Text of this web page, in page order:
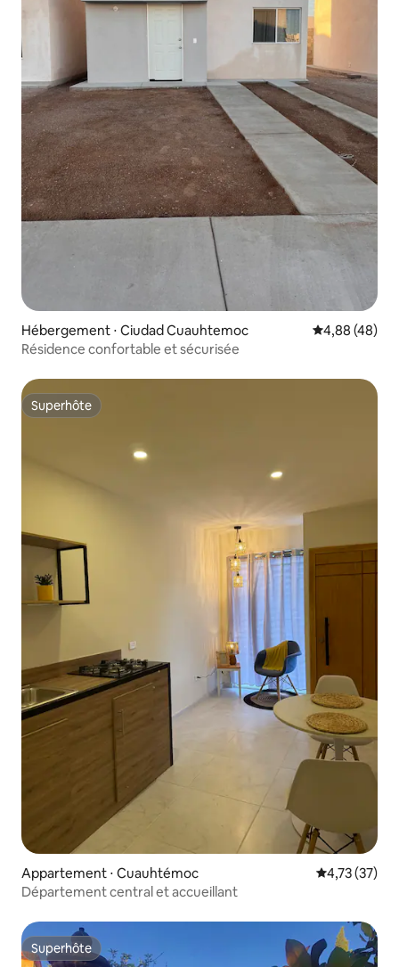
Hébergement ⋅ Ciudad Cuauhtemoc Évaluation
4,88 (48)
Résidence confortable et sécurisée
Superhôte
Superhôte
Appartement ⋅ Cuauhtémoc Évaluation
4,73 (37)
Département central et accueillant
Superhôte
Superhôte